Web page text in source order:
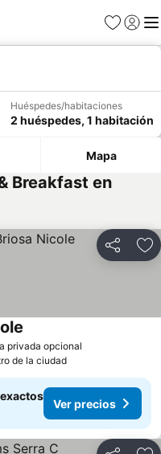
Favoritos
Iniciar
Huéspedes/habitaciones
2 huéspedes, 1 habitación
Mapa
Breakfast en
Compartir
privada opcional
de la ciudad
Ver precios